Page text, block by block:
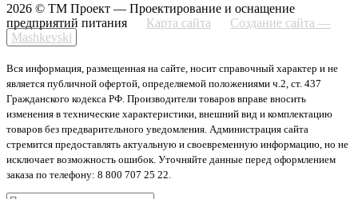
2026 © ТМ Проект — Проектирование и оснащение
предприятий питания
Карта сайта
Создание сайта —
Mashkevski
Вся информация, размещенная на сайте, носит справочный характер и не
является публичной офертой, определяемой положениями ч.2, ст. 437
Гражданского кодекса РФ. Производители товаров вправе вносить
изменения в технические характеристики, внешний вид и комплектацию
товаров без предварительного уведомления. Администрация сайта
стремится предоставлять актуальную и своевременную информацию, но не
исключает возможность ошибок. Уточняйте данные перед оформлением
заказа по телефону: 8 800 707 25 22.